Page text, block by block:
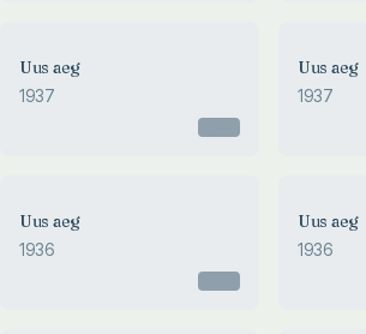
Uus aeg
1937
UUS AEG
Uus aeg
1937
Uus aeg
1936
UUS AEG
Uus aeg
1936